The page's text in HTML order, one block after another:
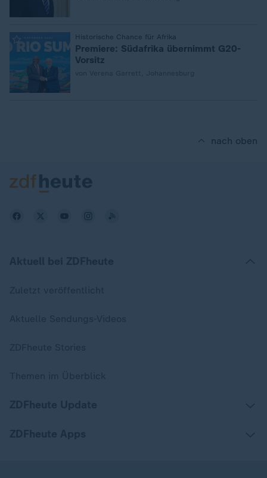
Historische Chance für Afrika
Premiere: Südafrika übernimmt G20-
Vorsitz
nach oben